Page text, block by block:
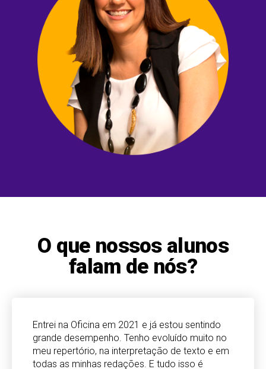
O que nossos alunos
falam de nós?
Entrei na Oficina em 2021 e já estou sentindo
grande desempenho. Tenho evoluído muito no
meu repertório, na interpretação de texto e em
todas as minhas redações. E tudo isso é